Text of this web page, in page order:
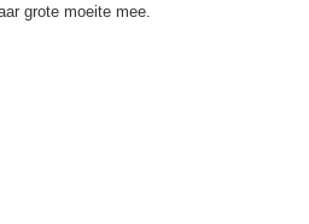
grote moeite mee.